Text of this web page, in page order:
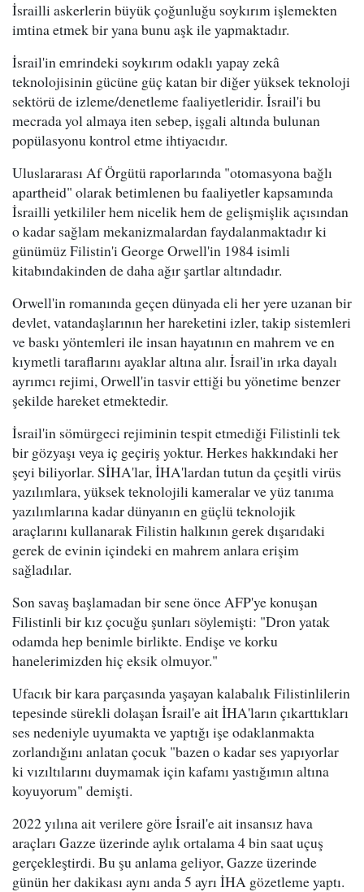
İsrailli askerlerin büyük çoğunluğu soykırım işlemekten
imtina etmek bir yana bunu aşk ile yapmaktadır.
İsrail'in emrindeki soykırım odaklı yapay zekâ
teknolojisinin gücüne güç katan bir diğer yüksek teknoloji
sektörü de izleme/denetleme faaliyetleridir. İsrail'i bu
mecrada yol almaya iten sebep, işgali altında bulunan
popülasyonu kontrol etme ihtiyacıdır.
Uluslararası Af Örgütü raporlarında "otomasyona bağlı
apartheid" olarak betimlenen bu faaliyetler kapsamında
İsrailli yetkililer hem nicelik hem de gelişmişlik açısından
o kadar sağlam mekanizmalardan faydalanmaktadır ki
günümüz Filistin'i George Orwell'in 1984 isimli
kitabındakinden de daha ağır şartlar altındadır.
Orwell'in romanında geçen dünyada eli her yere uzanan bir
devlet, vatandaşlarının her hareketini izler, takip sistemleri
ve baskı yöntemleri ile insan hayatının en mahrem ve en
kıymetli taraflarını ayaklar altına alır. İsrail'in ırka dayalı
ayrımcı rejimi, Orwell'in tasvir ettiği bu yönetime benzer
şekilde hareket etmektedir.
İsrail'in sömürgeci rejiminin tespit etmediği Filistinli tek
bir gözyaşı veya iç geçiriş yoktur. Herkes hakkındaki her
şeyi biliyorlar. SİHA'lar, İHA'lardan tutun da çeşitli virüs
yazılımlara, yüksek teknolojili kameralar ve yüz tanıma
yazılımlarına kadar dünyanın en güçlü teknolojik
araçlarını kullanarak Filistin halkının gerek dışarıdaki
gerek de evinin içindeki en mahrem anlara erişim
sağladılar.
Son savaş başlamadan bir sene önce AFP'ye konuşan
Filistinli bir kız çocuğu şunları söylemişti: "Dron yatak
odamda hep benimle birlikte. Endişe ve korku
hanelerimizden hiç eksik olmuyor."
Ufacık bir kara parçasında yaşayan kalabalık Filistinlilerin
tepesinde sürekli dolaşan İsrail'e ait İHA'ların çıkarttıkları
ses nedeniyle uyumakta ve yaptığı işe odaklanmakta
zorlandığını anlatan çocuk "bazen o kadar ses yapıyorlar
ki vızıltılarını duymamak için kafamı yastığımın altına
koyuyorum" demişti.
2022 yılına ait verilere göre İsrail'e ait insansız hava
araçları Gazze üzerinde aylık ortalama 4 bin saat uçuş
gerçekleştirdi. Bu şu anlama geliyor, Gazze üzerinde
günün her dakikası aynı anda 5 ayrı İHA gözetleme yaptı.